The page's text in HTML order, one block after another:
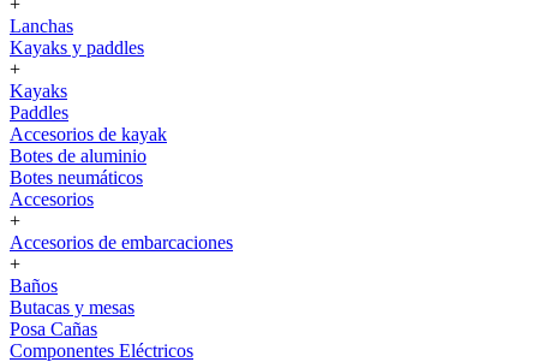
+
Lanchas
Kayaks y paddles
+
Kayaks
Paddles
Accesorios de kayak
Botes de aluminio
Botes neumáticos
Accesorios
+
Accesorios de embarcaciones
+
Baños
Butacas y mesas
Posa Cañas
Componentes Eléctricos